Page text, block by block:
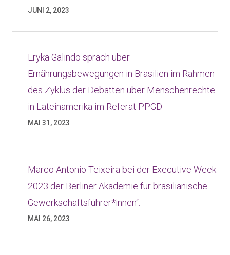
JUNI 2, 2023
Eryka Galindo sprach über
Ernährungsbewegungen in Brasilien im Rahmen
des Zyklus der Debatten über Menschenrechte
in Lateinamerika im Referat PPGD
MAI 31, 2023
Marco Antonio Teixeira bei der Executive Week
2023 der Berliner Akademie für brasilianische
Gewerkschaftsführer*innen“.
MAI 26, 2023